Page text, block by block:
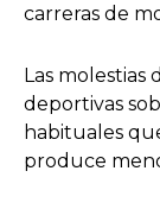
carreras de
Las molestias
deportivas
habituales
produce